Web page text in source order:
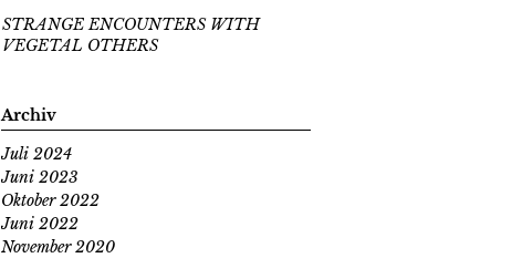
STRANGE ENCOUNTERS WITH
VEGETAL OTHERS
Archiv
Juli 2024
Juni 2023
Oktober 2022
Juni 2022
November 2020